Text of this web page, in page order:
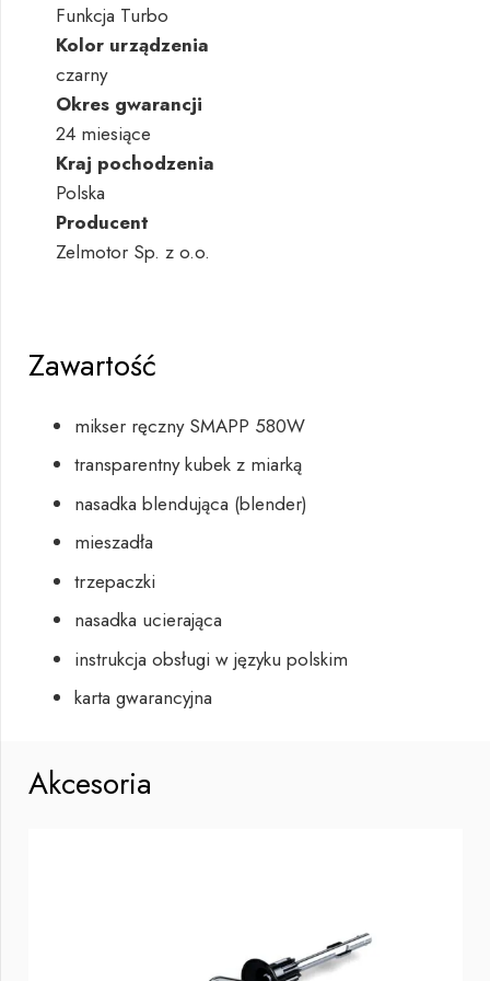
Funkcja Turbo
Kolor urządzenia
czarny
Okres gwarancji
24 miesiące
Kraj pochodzenia
Polska
Producent
Zelmotor Sp. z o.o.
Zawartość
mikser ręczny SMAPP 580W
transparentny kubek z miarką
nasadka blendująca (blender)
mieszadła
trzepaczki
nasadka ucierająca
instrukcja obsługi w języku polskim
karta gwarancyjna
Akcesoria